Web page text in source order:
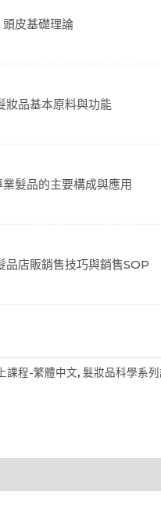
皮基礎理論
妝品基本原料與功能
髮品的主要構成與應用
品店販銷售技巧與銷售SOP
課程-繁體中文, 髮妝品科學系